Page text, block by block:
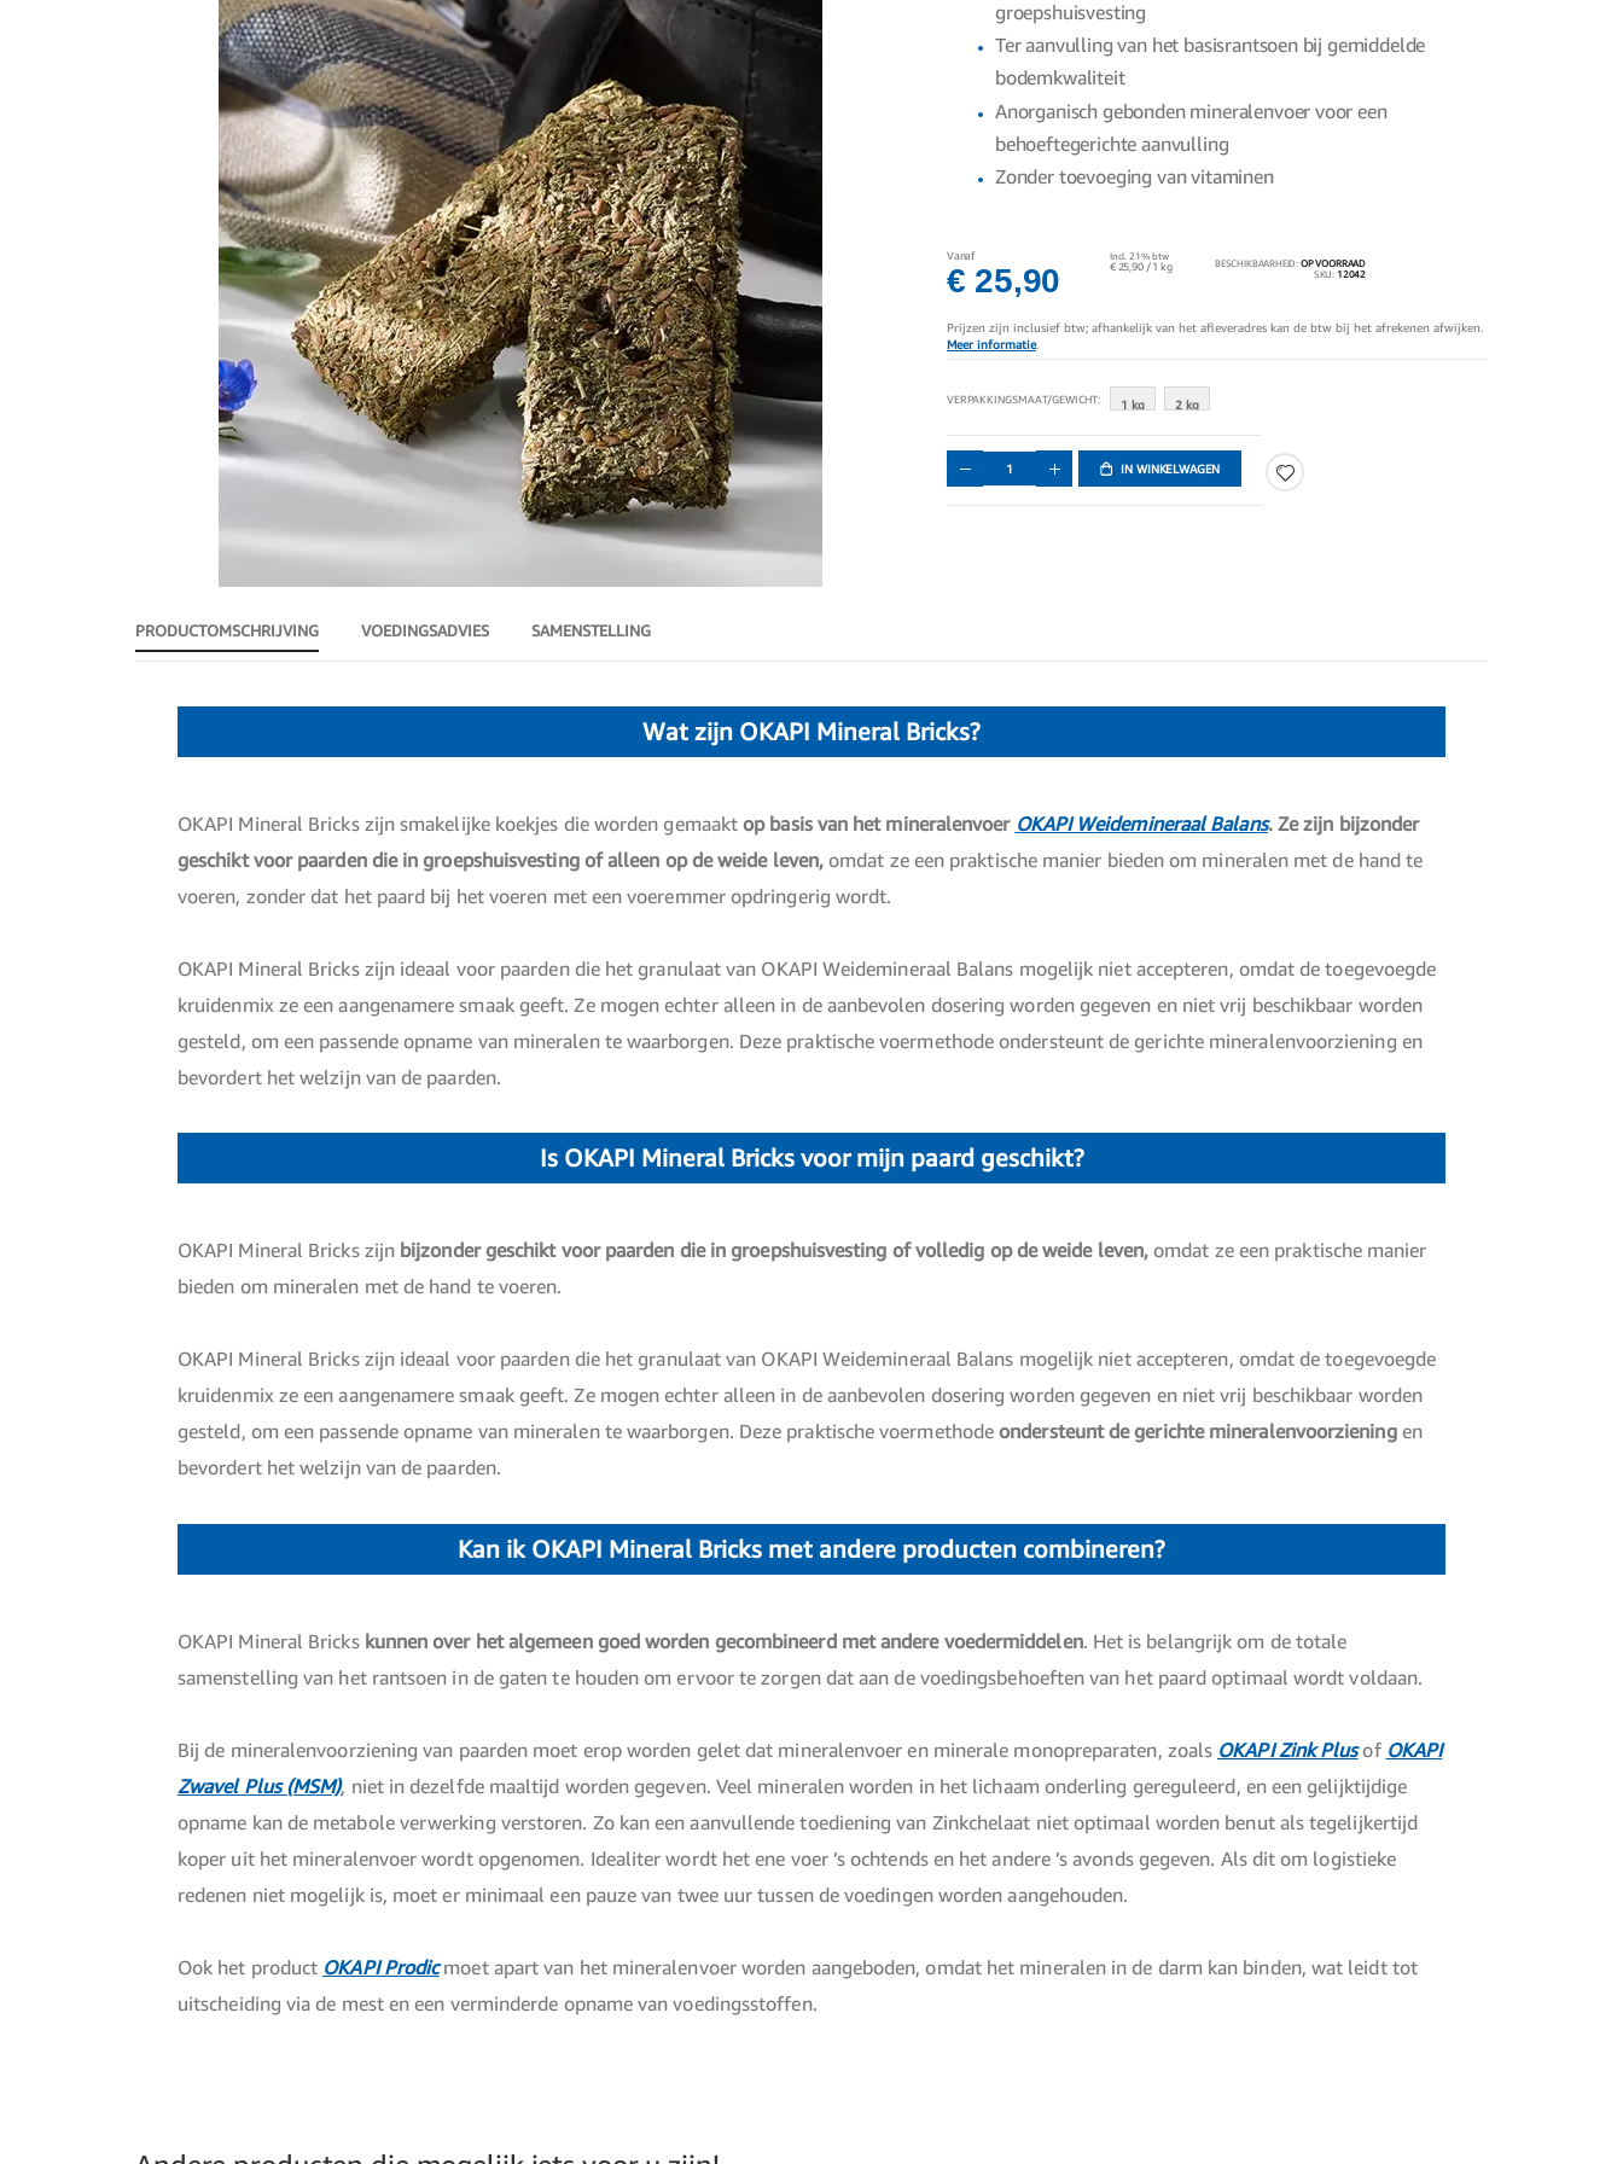
het
van
groepshuisvesting
Ter aanvulling van het basisrantsoen bij gemiddelde
bodemkwaliteit
Anorganisch gebonden mineralenvoer voor een
behoeftegerichte aanvulling
Zonder toevoeging van vitaminen
Vanaf
€ 25,90
Incl. 21% btw
€ 25,90/ 1 kg BESCHIKBAARHEID: OP VOORRAAD
SKU 12042
Prijzen zijn inclusief btw; afhankelijk van het afleveradres kan de btw bij het afrekenen afwijken.
Meer informatie.
VERPAKKINGSMAAT/GEWICHT 1 kg 2 kg
IN WINKELWAGEN
PRODUCTOMSCHRIJVING
Productomschrijving
Wat zijn OKAPI Mineral Bricks?
OKAPI Mineral Bricks zijn smakelijke koekjes die worden gemaaktop basis van het mineralenvoer OKAPI Weidemineraal Balans. Ze zijn bijzonder
geschikt voor paarden die in groepshuisvesting of alleen op de weide leven, omdat ze een praktische manier bieden om mineralen met de hand te
voeren, zonder dat het paard bij het voeren met een voeremmer opdringerig wordt.
OKAPI Mineral Bricks zijn ideaal voor paarden die het granulaat van OKAPI Weidemineraal Balans mogelijk niet accepteren, omdat de toegevoegde
kruidenmix ze een aangenamere smaak geeft. Ze mogen echter alleen in de aanbevolen dosering worden gegeven en niet vrij beschikbaar worden
gesteld, om een passende opname van mineralen te waarborgen. Deze praktische voermethode ondersteunt de gerichte mineralenvoorziening en
bevordert het welzijn van de paarden.
Is OKAPI Mineral Bricks voor mijn paard geschikt?
OKAPI Mineral Bricks zijn bijzonder geschikt voor paarden die in groepshuisvesting of volledig op de weide leven, omdat ze een praktische manier
bieden om mineralen met de hand te voeren.
OKAPI Mineral Bricks zijn ideaal voor paarden die het granulaat van OKAPI Weidemineraal Balans mogelijk niet accepteren, omdat de toegevoegde
kruidenmix ze een aangenamere smaak geeft. Ze mogen echter alleen in de aanbevolen dosering worden gegeven en niet vrij beschikbaar worden
gesteld, om een passende opname van mineralen te waarborgen. Deze praktische voermethodeondersteunt de gerichte mineralenvoorzieningen
bevordert het welzijn van de paarden.
Kan ik OKAPI Mineral Bricks met andere producten combineren?
OKAPI Mineral Bricks kunnen over het algemeen goed worden gecombineerd met andere voedermiddelen. Het is belangrijk om de totale
samenstelling van het rantsoen in de gaten te houden om ervoor te zorgen dat aan de voedingsbehoeften van het paard optimaal wordt voldaan.
Bij de mineralenvoorziening van paarden moet erop worden gelet dat mineralenvoer en minerale monopreparaten, zoals OKAPI Zink Plusof OKAPI
Zwavel Plus (MSM), niet in dezelfde maaltijd worden gegeven. Veel mineralen worden in het lichaam onderling gereguleerd, en een gelijktijdige
opname kan de metabole verwerking verstoren. Zo kan een aanvullende toediening van Zinkchelaat niet optimaal worden benut als tegelijkertijd
koper uit het mineralenvoer wordt opgenomen. Idealiter wordt het ene voer ’s ochtends en het andere ’s avonds gegeven. Als dit om logistieke
redenen niet mogelijk is, moet er minimaal een pauze van twee uur tussen de voedingen worden aangehouden.
Ook het product OKAPI Prodicmoet apart van het mineralenvoer worden aangeboden, omdat het mineralen in de darm kan binden, wat leidt tot
uitscheiding via de mest en een verminderde opname van voedingsstoffen.
VOEDINGSADVIES SAMENSTELLING